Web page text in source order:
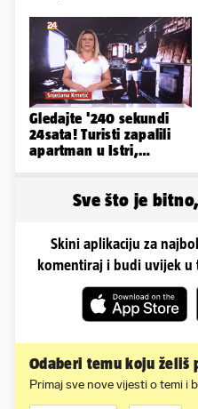
rodeu...
Gledajte '240 sekundi
24sata! Turisti zapalili
apartman u Istri,
Sve što je
Skini aplikaciju za
komentiraj i budi uvijek u
Odaberi temu koju želiš
Primaj sve nove vijesti o temi i